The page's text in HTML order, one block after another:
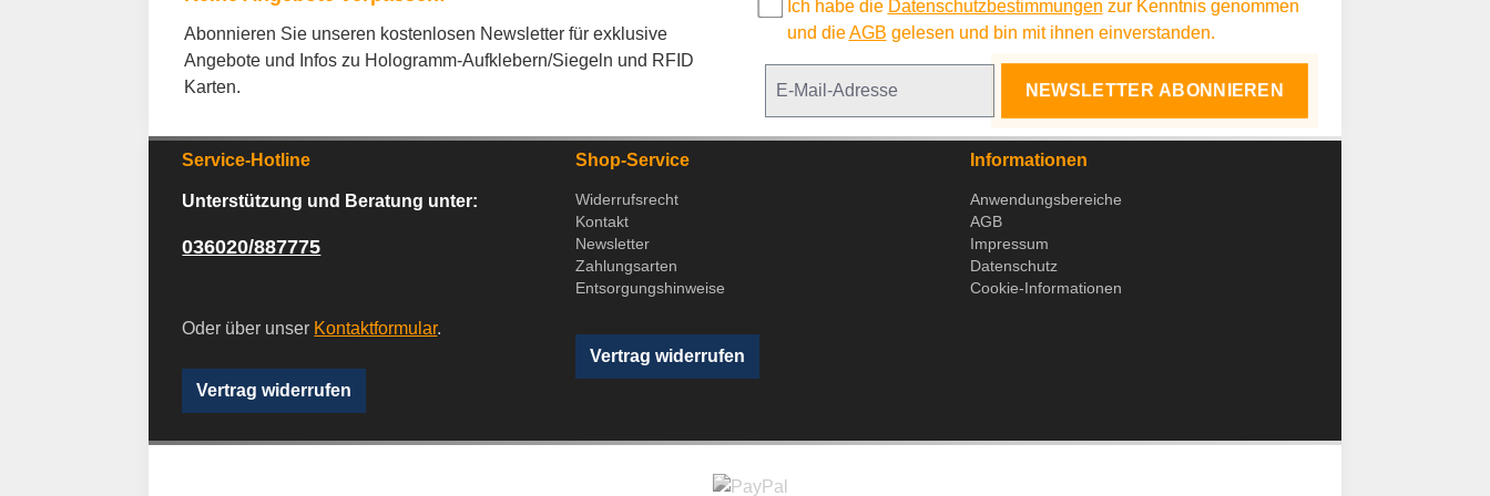
Abonnieren Sie unseren kostenlosen Newsletter für exklusive
Angebote und Infos zu Hologramm-Aufklebern/Siegeln und RFID
Karten.
Ich habe die Datenschutzbestimmungen zur Kenntnis genommen
und dieAGB gelesen und bin mit ihnen einverstanden.
NEWSLETTER ABONNIEREN
Service-Hotline
Unterstützung und Beratung unter:
036020/887775
Oder über unser Kontaktformular.
Vertrag widerrufen
Shop-Service
Widerrufsrecht
Kontakt
Newsletter
Zahlungsarten
Entsorgungshinweise
Vertrag widerrufen
Informationen
Anwendungsbereiche
AGB
Impressum
Datenschutz
Cookie-Informationen